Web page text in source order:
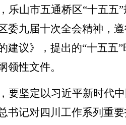
乐山市五通桥区“十五五
委九届十次全会精神，
建议》，提出的“十五五
领性文件。
要坚定以习近平新时代
书记对四川工作系列重